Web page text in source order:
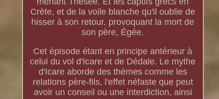
Crète, et de la voile blanche qu'il oublie de
hisser à son retour, provoquant la mort de
son père, Égée.
Cet épisode étant en principe antérieur à
celui du vol d'Icare et de Dédale. Le mythe
d'Icare aborde des thèmes comme les
relations père-fils, l'effet néfaste que peut
avoir un conseil ou une interdiction, ainsi